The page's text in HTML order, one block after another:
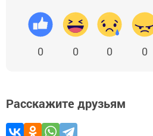
0 0 0 0
Расскажите друзьям